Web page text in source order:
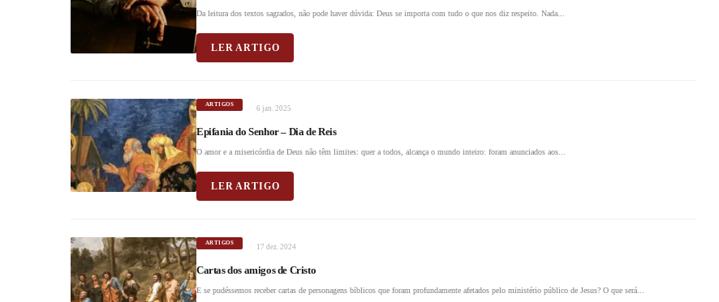
Da leitura dos textos sagrados, não pode haver dúvida: Deus se importa com tudo o que nos diz respeito. Nada...
LER ARTIGO
ARTIGOS 6 jan. 2025
Epifania do Senhor – Dia de Reis
O amor e a misericórdia de Deus não têm limites: quer a todos, alcança o mundo inteiro: foram anunciados aos...
LER ARTIGO
ARTIGOS 17 dez. 2024
Cartas dos amigos de Cristo
E se pudéssemos receber cartas de personagens bíblicos que foram profundamente afetados pelo ministério público de Jesus? O que será...